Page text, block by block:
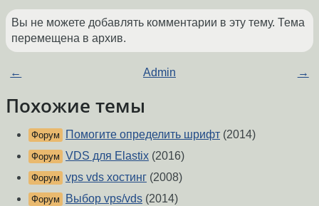
Вы не можете добавлять комментарии в эту тему. Тема
перемещена в архив.
← Admin →
Похожие темы
Форум Помогите определить шрифт (2014)
Форум VDS для Elastix (2016)
Форум vps vds хостинг (2008)
Форум Выбор vps/vds (2014)